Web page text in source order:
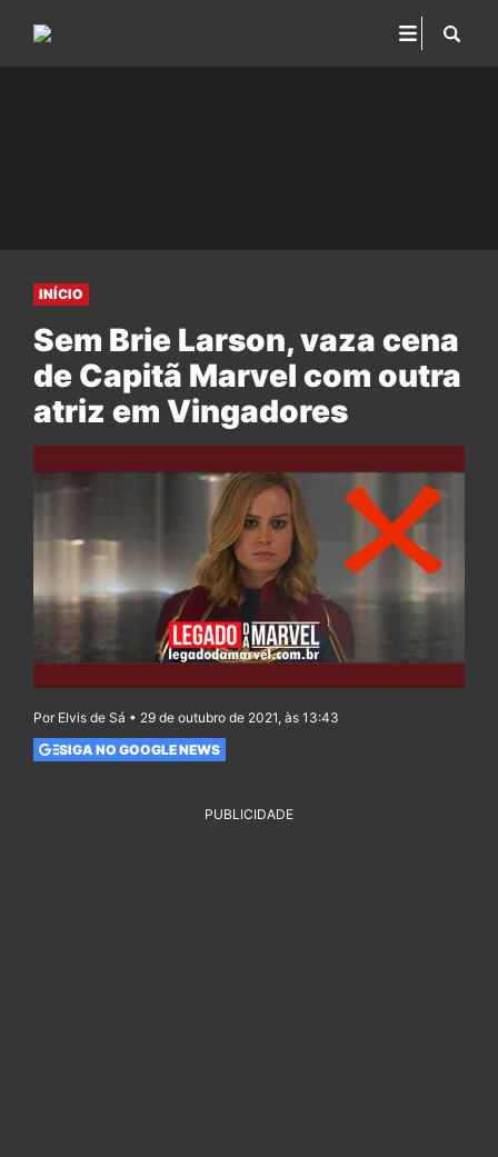
INÍCIO
Sem Brie Larson, vaza cena
de Capitã Marvel com outra
atriz em Vingadores
Por Elvis de Sá • 29 de outubro de 2021, às 13:43
SIGA NO GOOGLE NEWS
PUBLICIDADE